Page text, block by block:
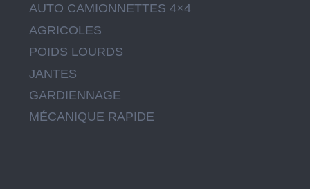
AUTO CAMIONNETTES 4×4
AGRICOLES
POIDS LOURDS
JANTES
GARDIENNAGE
MÉCANIQUE RAPIDE